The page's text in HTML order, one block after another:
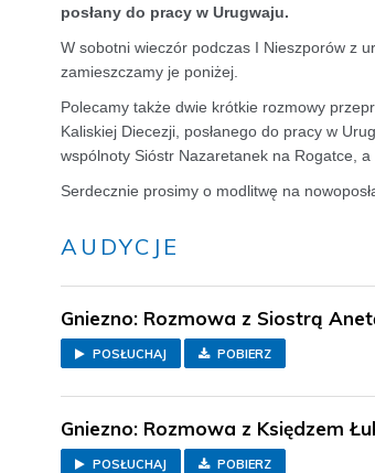
posłany do pracy w Urugwaju.
W sobotni wieczór podczas I Nieszporów z
zamieszczamy je poniżej.
Polecamy także dwie krótkie rozmowy
Kaliskiej Diecezji, posłanego do pracy w
wspólnoty Sióstr Nazaretanek na Rogatce,
Serdecznie prosimy o modlitwę na
AUDYCJE
Gniezno: Rozmowa z Siostrą
POSŁUCHAJ POBIERZ
Gniezno: Rozmowa z Księdzem
POSŁUCHAJ POBIERZ